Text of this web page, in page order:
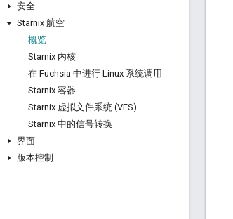
安全
Starnix 航空
概览
Starnix 内核
在 Fuchsia 中进行 Linux 系统调用
Starnix 容器
Starnix 虚拟文件系统 (VFS)
Starnix 中的信号转换
界面
版本控制